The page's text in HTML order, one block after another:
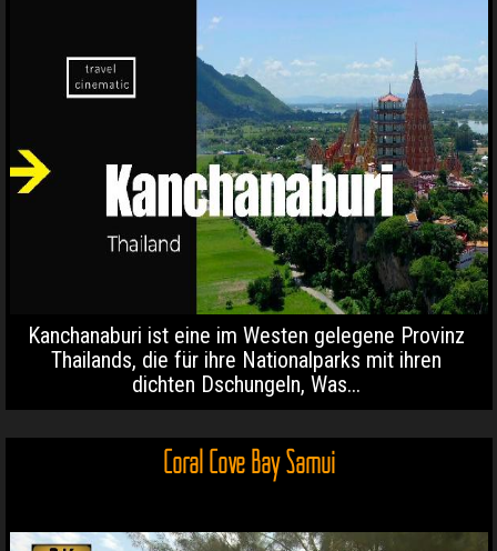
Kanchanaburi ist eine im Westen gelegene Provinz
Thailands, die für ihre Nationalparks mit ihren
dichten Dschungeln, Was...
Coral Cove Bay Samui